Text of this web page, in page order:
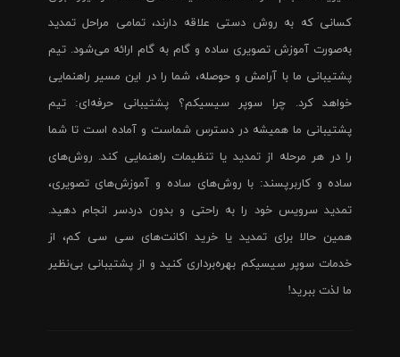
کسانی که به روش دستی علاقه دارند، تمامی مراحل تمدید
به‌صورت آموزش تصویری ساده و گام به گام ارائه می‌شود. تیم
پشتیبانی ما با آرامش و حوصله، شما را در این مسیر راهنمایی
خواهد کرد. چرا سوپر سیسیکم؟ پشتیبانی حرفه‌ای: تیم
پشتیبانی ما همیشه در دسترس شماست و آماده است تا شما
را در هر مرحله از تمدید یا تنظیمات راهنمایی کند. روش‌های
ساده و کاربرپسند: با روش‌های ساده و آموزش‌های تصویری،
تمدید سرویس خود را به راحتی و بدون دردسر انجام دهید.
همین حالا برای تمدید یا خرید اکانت‌های سی سی کم، از
خدمات سوپر سیسیکم بهره‌برداری کنید و از پشتیبانی بی‌نظیر
ما لذت ببرید!